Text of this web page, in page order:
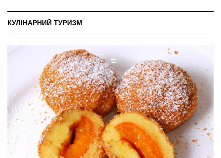
КУЛІНАРНИЙ ТУРИЗМ